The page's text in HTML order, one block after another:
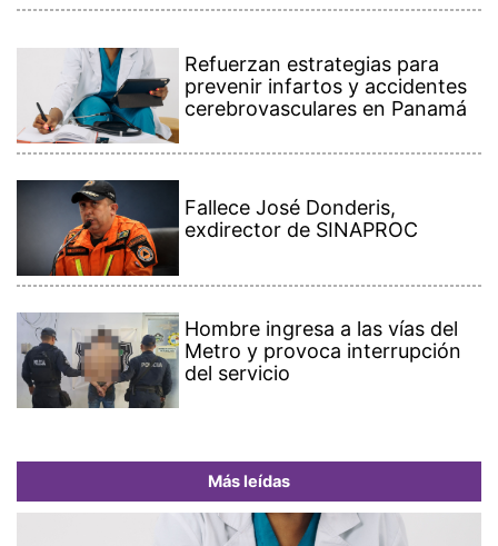
Refuerzan estrategias para
prevenir infartos y accidentes
cerebrovasculares en Panamá
Fallece José Donderis,
exdirector de SINAPROC
Hombre ingresa a las vías del
Metro y provoca interrupción
del servicio
Más leídas